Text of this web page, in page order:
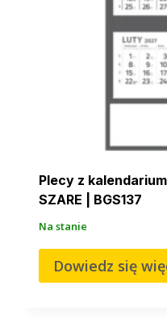
Plecy z
SZARE | BGS137
Na stanie
Dowiedz się